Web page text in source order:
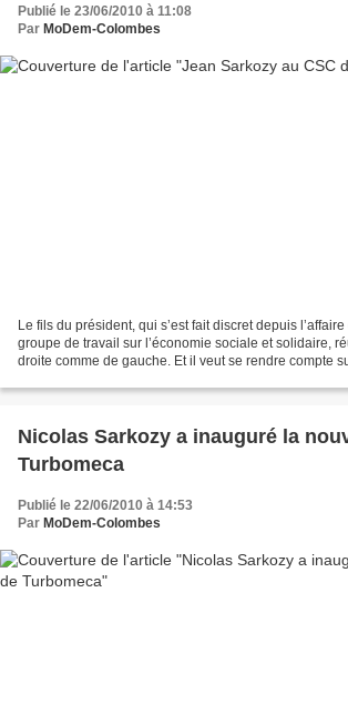
Publié le 23/06/2010 à 11:08
Par MoDem-Colombes
Le fils du président, qui s’est fait discret depuis
groupe de travail sur l’économie sociale et solidaire,
droite comme de gauche. Et il veut se rendre compte
Nicolas Sarkozy a inauguré la
Turbomeca
Publié le 22/06/2010 à 14:53
Par MoDem-Colombes